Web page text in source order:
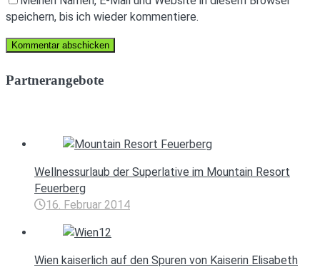
speichern, bis ich wieder kommentiere.
Partnerangebote
Wellnessurlaub der Superlative im Mountain Resort
Feuerberg
16. Februar 2014
Wien kaiserlich auf den Spuren von Kaiserin Elisabeth